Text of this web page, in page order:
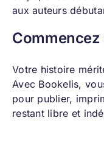
aux auteurs
Commencez
Votre histoire
Avec Bookelis,
pour publier,
restant libre et